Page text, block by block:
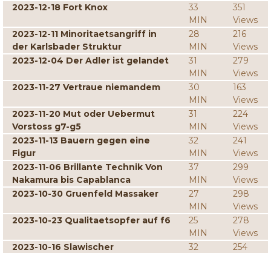
2023-12-18 Fort Knox
33
MIN
351
Views
2023-12-11 Minoritaetsangriff in
der Karlsbader Struktur
28
MIN
216
Views
2023-12-04 Der Adler ist gelandet
31
MIN
279
Views
2023-11-27 Vertraue niemandem
30
MIN
163
Views
2023-11-20 Mut oder Uebermut
Vorstoss g7-g5
31
MIN
224
Views
2023-11-13 Bauern gegen eine
Figur
32
MIN
241
Views
2023-11-06 Brillante Technik Von
Nakamura bis Capablanca
37
MIN
299
Views
2023-10-30 Gruenfeld Massaker
27
MIN
298
Views
2023-10-23 Qualitaetsopfer auf f6
25
MIN
278
Views
2023-10-16 Slawischer
32
254